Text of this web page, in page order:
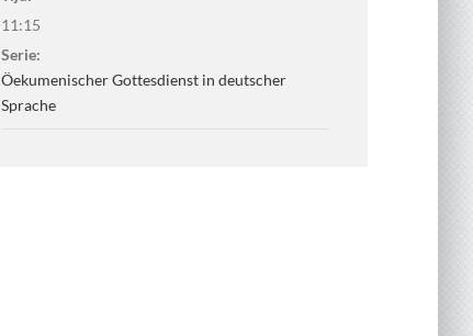
11:15
Serie:
Öekumenischer Gottesdienst in deutscher
Sprache